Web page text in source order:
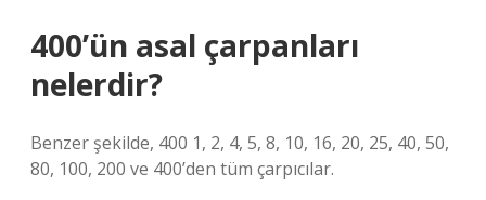
400’ün asal çarpanları
nelerdir?
Benzer şekilde, 400 1, 2, 4, 5, 8, 10, 16, 20, 25, 40, 50,
80, 100, 200 ve 400’den tüm çarpıcılar.